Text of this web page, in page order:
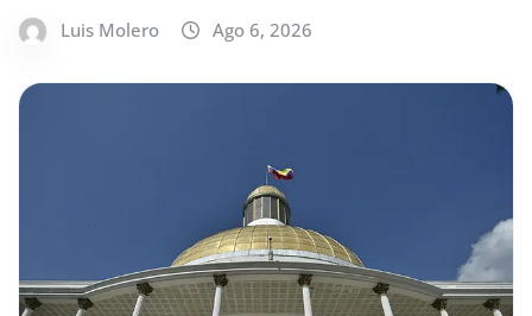
Luis Molero Ago 6, 2026